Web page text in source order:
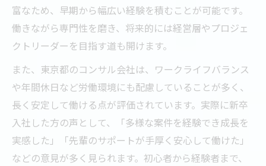
富なため、早期から幅広い経験を積むことが可能です。
働きながら専門性を磨き、将来的には経営層やプロジェ
クトリーダーを目指す道も開けます。
また、東京都のコンサル会社は、ワークライフバランス
や年間休日など労働環境にも配慮していることが多く、
長く安定して働ける点が評価されています。実際に新卒
入社した方の声として、「多様な案件を経験でき成長を
実感した」「先輩のサポートが手厚く安心して働けた」
などの意見が多く見られます。初心者から経験者まで、